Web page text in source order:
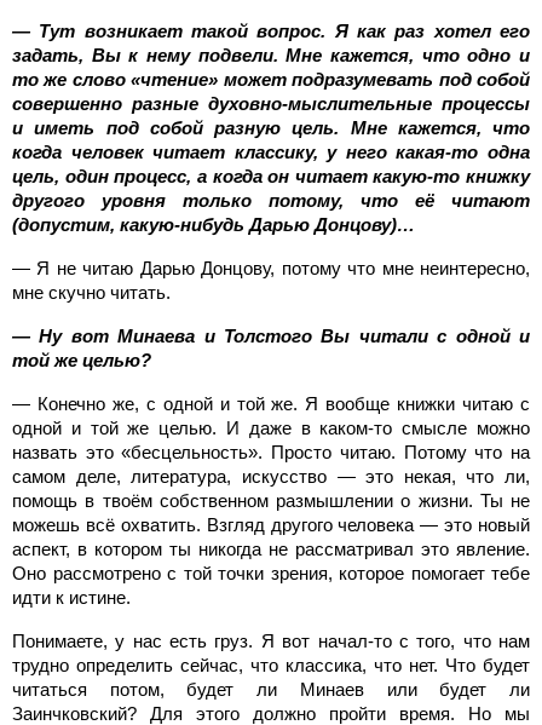
— Тут возникает такой вопрос. Я как раз хотел его
задать, Вы к нему подвели. Мне кажется, что одно и
то же слово «чтение» может подразумевать под собой
совершенно разные духовно-мыслительные процессы
и иметь под собой разную цель. Мне кажется, что
когда человек читает классику, у него какая-то одна
цель, один процесс, а когда он читает какую-то книжку
другого уровня только потому, что её читают
(допустим, какую-нибудь Дарью Донцову)…
— Я не читаю Дарью Донцову, потому что мне неинтересно,
мне скучно читать.
— Ну вот Минаева и Толстого Вы читали с одной и
той же целью?
— Конечно же, с одной и той же. Я вообще книжки читаю с
одной и той же целью. И даже в каком-то смысле можно
назвать это «бесцельность». Просто читаю. Потому что на
самом деле, литература, искусство — это некая, что ли,
помощь в твоём собственном размышлении о жизни. Ты не
можешь всё охватить. Взгляд другого человека — это новый
аспект, в котором ты никогда не рассматривал это явление.
Оно рассмотрено с той точки зрения, которое помогает тебе
идти к истине.
Понимаете, у нас есть груз. Я вот начал-то с того, что нам
трудно определить сейчас, что классика, что нет. Что будет
читаться потом, будет ли Минаев или будет ли
Заинчковский? Для этого должно пройти время. Но мы